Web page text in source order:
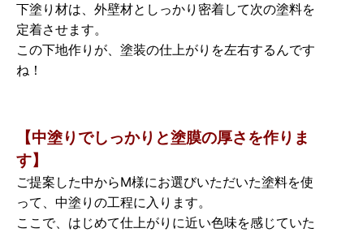
下塗り材は、外壁材としっかり密着して次の塗料を
定着させます。
この下地作りが、塗装の仕上がりを左右するんです
ね！
【中塗りでしっかりと塗膜の厚さを作りま
す】
ご提案した中からM様にお選びいただいた塗料を使
って、中塗りの工程に入ります。
ここで、はじめて仕上がりに近い色味を感じていた